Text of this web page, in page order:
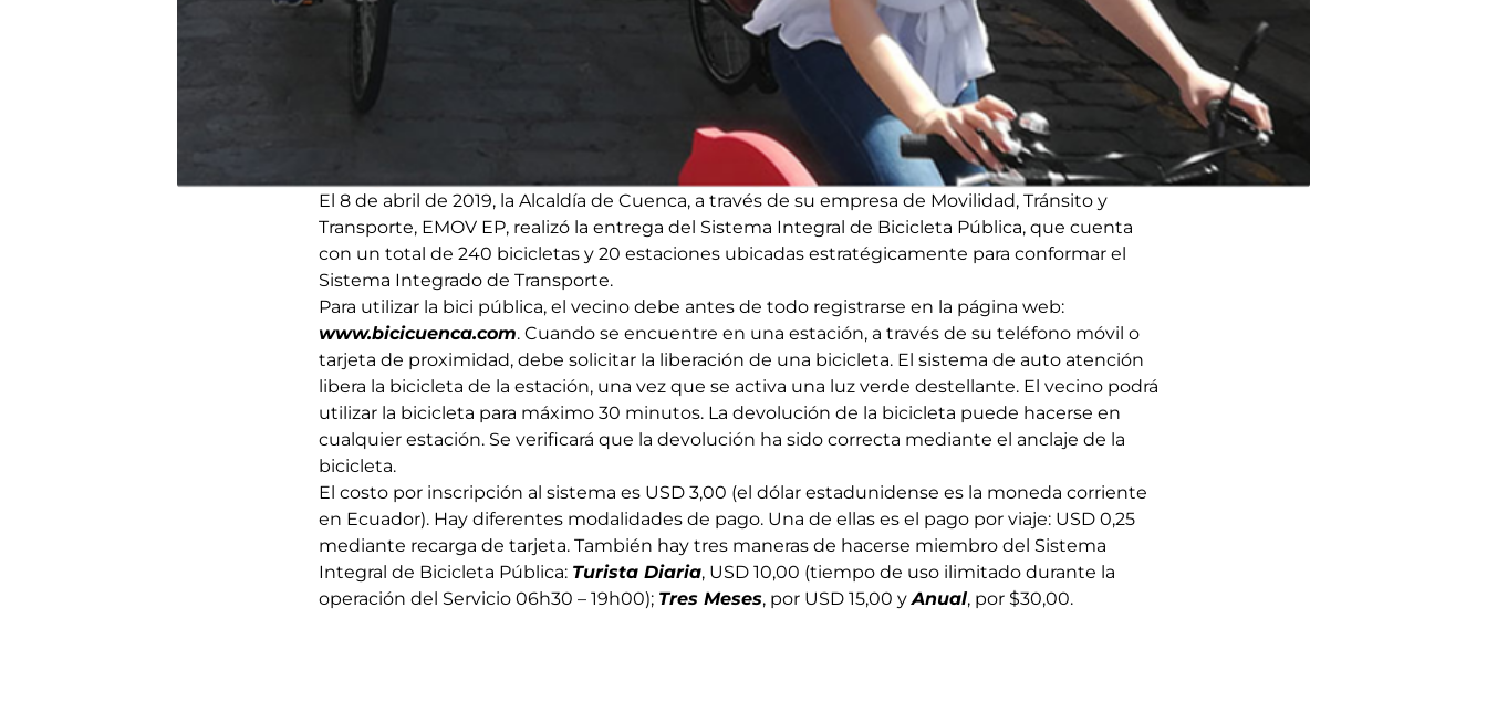
El 8 de abril de 2019, la Alcaldía de Cuenca, a través de su empresa de Movilidad, Tránsito y
Transporte, EMOV EP, realizó la entrega del Sistema Integral de Bicicleta Pública, que cuenta
con un total de 240 bicicletas y 20 estaciones ubicadas estratégicamente para conformar el
Sistema Integrado de Transporte.
Para utilizar la bici pública, el vecino debe antes de todo registrarse en la página web:
www.bicicuenca.com. Cuando se encuentre en una estación, a través de su teléfono móvil o
tarjeta de proximidad, debe solicitar la liberación de una bicicleta. El sistema de auto atención
libera la bicicleta de la estación, una vez que se activa una luz verde destellante. El vecino podrá
utilizar la bicicleta para máximo 30 minutos. La devolución de la bicicleta puede hacerse en
cualquier estación. Se verificará que la devolución ha sido correcta mediante el anclaje de la
bicicleta.
El costo por inscripción al sistema es USD 3,00 (el dólar estadunidense es la moneda corriente
en Ecuador). Hay diferentes modalidades de pago. Una de ellas es el pago por viaje: USD 0,25
mediante recarga de tarjeta. También hay tres maneras de hacerse miembro del Sistema
Integral de Bicicleta Pública: Turista Diaria, USD 10,00 (tiempo de uso ilimitado durante la
operación del Servicio 06h30 – 19h00); Tres Meses, por USD 15,00 yAnual, por $30,00.